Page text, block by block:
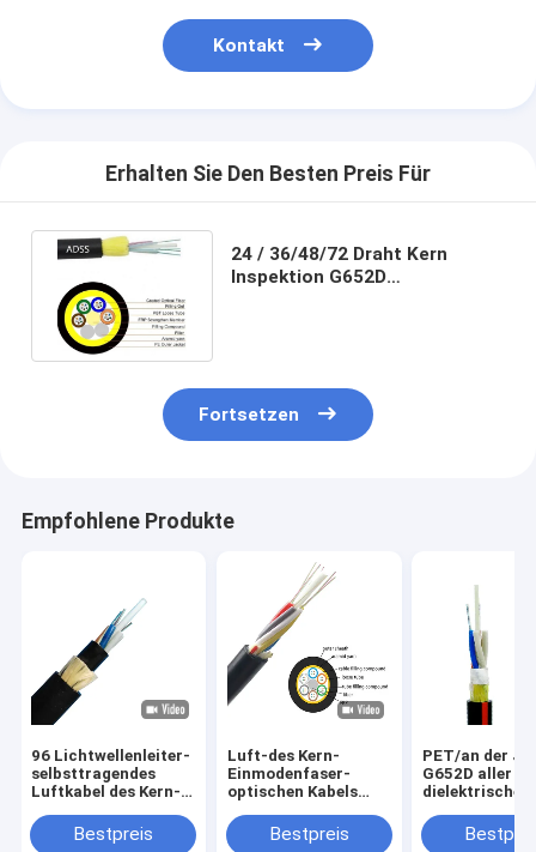
Kontakt
Erhalten Sie Den Besten Preis Für
24 / 36/48/72 Draht Kern
Inspektion G652D
Fortsetzen
Empfohlene Produkte
96 Lichtwellenleiter-
selbsttragendes
Luftkabel des Kern-
SpanneBestpreis
Luft-des Kern-
Einmodenfaser-
optischen Kabels
Glasfaser-
Kabel/ADSS
Bestpreis
PET/an der
G652D aller
dielektrische
48core